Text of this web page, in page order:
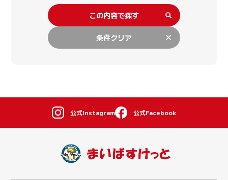
この内容で探す
条件クリア
公式Instagram 公式Facebook